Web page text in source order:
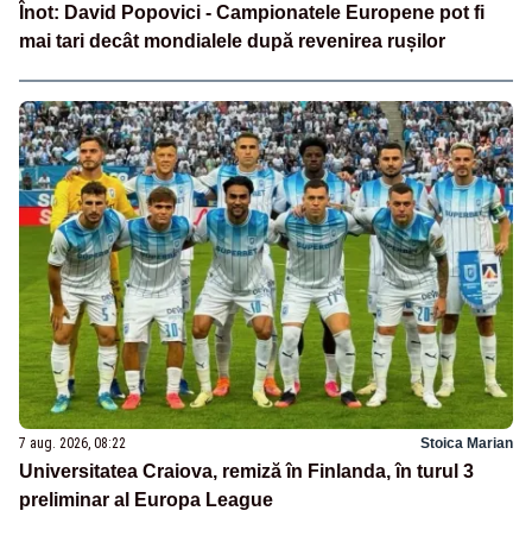
Înot: David Popovici - Campionatele Europene pot fi
mai tari decât mondialele după revenirea rușilor
7 aug. 2026, 08:22 Stoica Marian
Universitatea Craiova, remiză în Finlanda, în turul 3
preliminar al Europa League